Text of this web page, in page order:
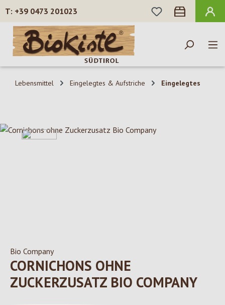
Zum Hauptinhalt springen
+39 0473 201023
DU HAST 0
Lebensmittel Eingelegtes & Aufstriche Eingelegtes
Bildergalerie überspringen
Bio Company
CORNICHONS OHNE
ZUCKERZUSATZ BIO COMPANY